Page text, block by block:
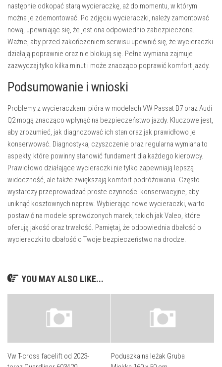
następnie odkopać starą wycieraczkę, aż do momentu, w którym
można je zdemontować. Po zdjęciu wycieraczki, należy zamontować
nową, upewniając się, że jest ona odpowiednio zabezpieczona.
Ważne, aby przed zakończeniem serwisu upewnić się, że wycieraczki
działają poprawnie oraz nie blokują się. Pełna wymiana zajmuje
zazwyczaj tylko kilka minut i może znacząco poprawić komfort jazdy.
Podsumowanie i wnioski
Problemy z wycieraczkami pióra w modelach VW Passat B7 oraz Audi
Q2 mogą znacząco wpłynąć na bezpieczeństwo jazdy. Kluczowe jest,
aby zrozumieć, jak diagnozować ich stan oraz jak prawidłowo je
konserwować. Diagnostyka, czyszczenie oraz regularna wymiana to
aspekty, które powinny stanowić fundament dla każdego kierowcy.
Prawidłowo działające wycieraczki nie tylko zapewniają lepszą
widoczność, ale także zwiększają komfort podróżowania. Często
wystarczy przeprowadzać proste czynności konserwacyjne, aby
uniknąć kosztownych napraw. Wybierając nowe wycieraczki, warto
postawić na modele sprawdzonych marek, takich jak Valeo, które
oferują jakość oraz trwałość. Pamiętaj, że odpowiednia dbałość o
wycieraczki to dbałość o Twoje bezpieczeństwo na drodze.
YOU MAY ALSO LIKE...
Vw T-cross facelift od 2023-
Poduszka na leżak Gruba